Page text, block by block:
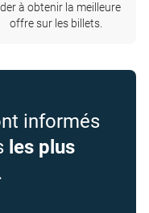
à obtenir la meilleure
offre sur les billets.
informés
les plus